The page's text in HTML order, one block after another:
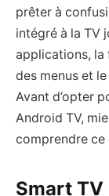
prêter à
intégré à la TV
applications, la
des menus et
Avant d’opter
Android TV,
comprendre ce
Smart TV